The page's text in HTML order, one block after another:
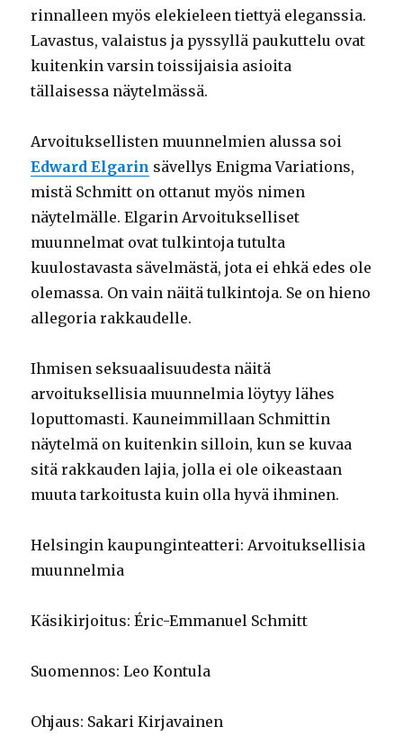
rinnalleen myös elekieleen tiettyä eleganssia.
Lavastus, valaistus ja pyssyllä paukuttelu ovat
kuitenkin varsin toissijaisia asioita
tällaisessa näytelmässä.
Arvoituksellisten muunnelmien alussa soi
Edward Elgarin sävellys Enigma Variations,
mistä Schmitt on ottanut myös nimen
näytelmälle. Elgarin Arvoitukselliset
muunnelmat ovat tulkintoja tutulta
kuulostavasta sävelmästä, jota ei ehkä edes ole
olemassa. On vain näitä tulkintoja. Se on hieno
allegoria rakkaudelle.
Ihmisen seksuaalisuudesta näitä
arvoituksellisia muunnelmia löytyy lähes
loputtomasti. Kauneimmillaan Schmittin
näytelmä on kuitenkin silloin, kun se kuvaa
sitä rakkauden lajia, jolla ei ole oikeastaan
muuta tarkoitusta kuin olla hyvä ihminen.
Helsingin kaupunginteatteri: Arvoituksellisia
muunnelmia
Käsikirjoitus: Éric-Emmanuel Schmitt
Suomennos: Leo Kontula
Ohjaus: Sakari Kirjavainen